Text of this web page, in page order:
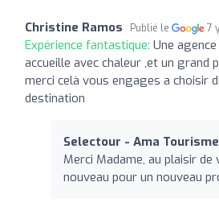
Christine Ramos Publié le 7
Expérience fantastique: Une
accueille avec chaleur ,et un grand
merci celà vous engages a choisir
destination
Selectour - Ama Tourisme
Merci Madame, au plaisir de
nouveau pour un nouveau